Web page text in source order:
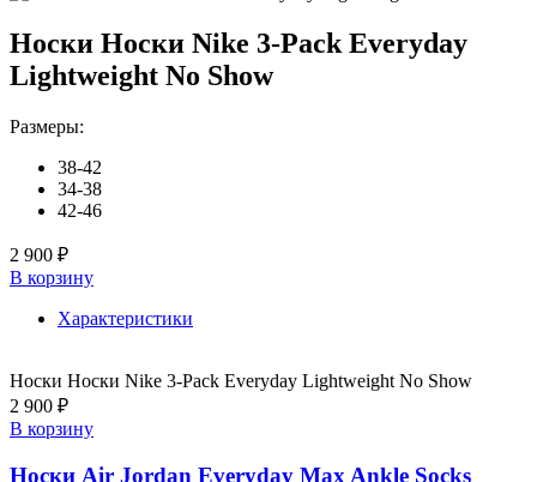
Носки Носки Nike 3-Pack Everyday
Lightweight No Show
Размеры:
38-42
34-38
42-46
2 900 ₽
В корзину
Характеристики
Носки Носки Nike 3-Pack Everyday Lightweight No Show
2 900 ₽
В корзину
Носки Air Jordan Everyday Max Ankle Socks